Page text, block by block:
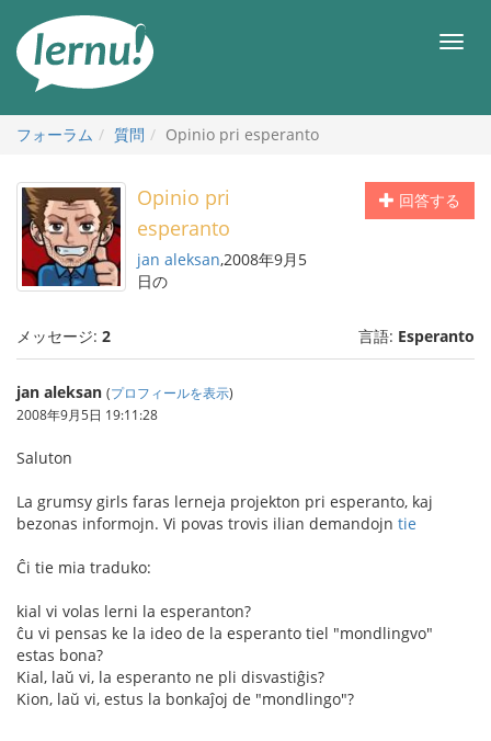
メ
フォーラム
質問 Opinio pri esperanto
回答する
Opinio pri
esperanto
jan aleksan,2008年9月5
日の
メッセージ: 2 言語: Esperanto
jan aleksan (プロフィールを表示)
2008年9月5日 19:11:28
Saluton
La grumsy girls faras lerneja projekton pri esperanto, kaj
bezonas informojn. Vi povas trovis ilian demandojn tie
Ĉi tie mia traduko:
kial vi volas lerni la esperanton?
ĉu vi pensas ke la ideo de la esperanto tiel "mondlingvo"
estas bona?
Kial, laŭ vi, la esperanto ne pli disvastiĝis?
Kion, laŭ vi, estus la bonkaĵoj de "mondlingo"?